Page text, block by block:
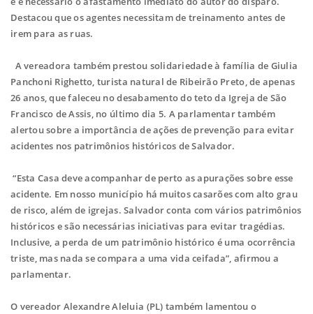
Destacou que os agentes necessitam de treinamento antes de
irem para as ruas.
A vereadora também prestou solidariedade à família de Giulia
Panchoni Righetto, turista natural de Ribeirão Preto, de apenas
26 anos, que faleceu no desabamento do teto da Igreja de São
Francisco de Assis, no último dia 5. A parlamentar também
alertou sobre a importância de ações de prevenção para evitar
acidentes nos patrimônios históricos de Salvador.
“Esta Casa deve acompanhar de perto as apurações sobre esse
acidente. Em nosso município há muitos casarões com alto grau
de risco, além de igrejas. Salvador conta com vários patrimônios
históricos e são necessárias iniciativas para evitar tragédias.
Inclusive, a perda de um patrimônio histórico é uma ocorrência
triste, mas nada se compara a uma vida ceifada”, afirmou a
parlamentar.
O vereador Alexandre Aleluia (PL) também lamentou o